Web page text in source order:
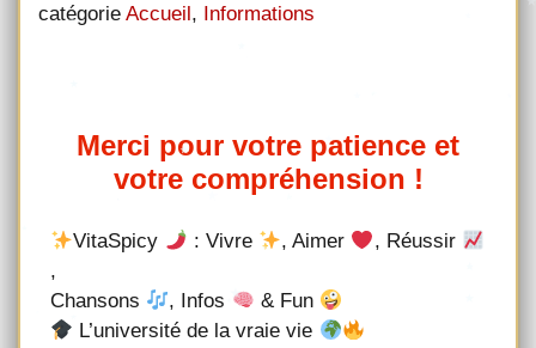
catégorie Accueil, Informations
Merci pour votre patience et
votre compréhension !
VitaSpicy : Vivre , Aimer
, Réussir
,
Chansons
, Infos
& Fun
L’université de la vraie vie